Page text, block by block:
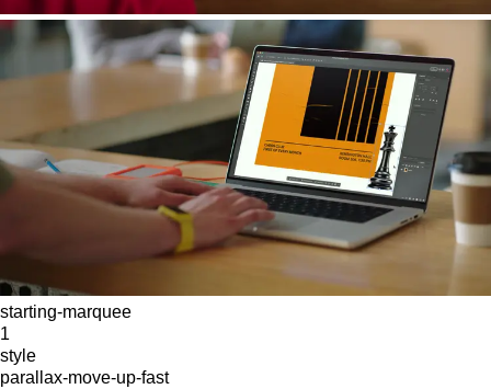
starting-marquee
1
style
parallax-move-up-fast